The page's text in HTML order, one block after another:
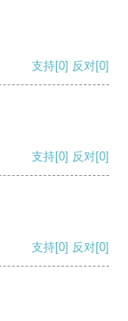
支持[0] 反对[0]
支持[0] 反对[0]
支持[0] 反对[0]